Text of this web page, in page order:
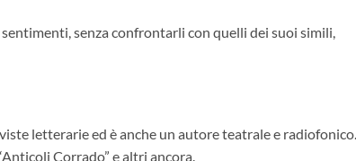
senza confrontarli con quelli dei suoi simili,
letterarie ed è anche un autore teatrale e
Corrado” e altri ancora.